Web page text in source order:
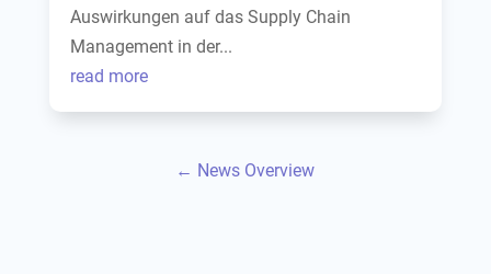
Auswirkungen auf das Supply Chain
Management in der...
read more
← News Overview